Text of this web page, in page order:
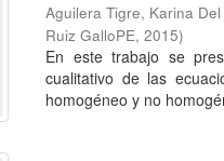
Aguilera Tigre, Karina
Ruiz GalloPE,2015)
En este trabajo se
cualitativo de las
homogéneo y no